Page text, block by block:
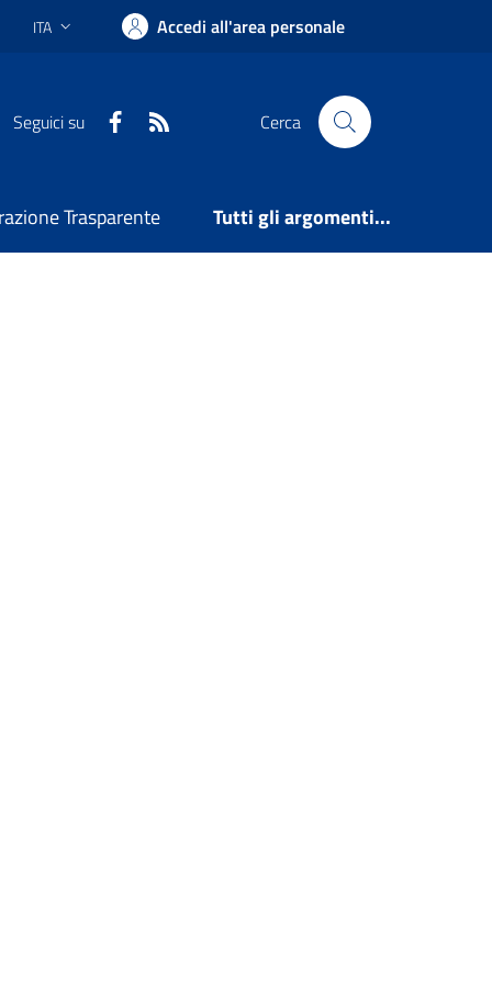
Lingua attiva:
ITA Accedi all'area personale
Seguici su Facebook Cerca
Trasparente Tutti gli argomenti...